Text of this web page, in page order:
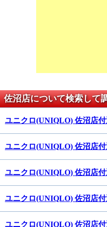
佐沼店について検索して
ユニクロ(UNIQLO) 佐沼店
ユニクロ(UNIQLO) 佐沼店
ユニクロ(UNIQLO) 佐沼店
ユニクロ(UNIQLO) 佐沼店
ユニクロ(UNIQLO) 佐沼店